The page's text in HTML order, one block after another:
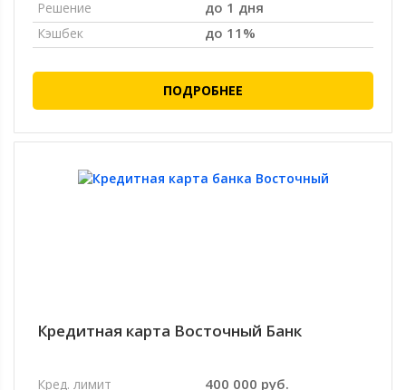
Решение до 1 дня
Кэшбек до 11%
ПОДРОБНЕЕ
Кредитная карта Восточный Банк
Кред. лимит 400 000 руб.